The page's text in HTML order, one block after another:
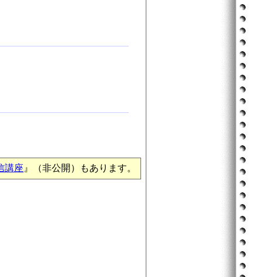
講座 』（非公開）もあります。